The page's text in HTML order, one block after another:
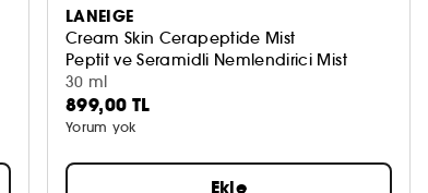
LANEIGE
Cream Skin Cerapeptide Mist
Peptit ve Seramidli Nemlendirici Mist
30 ml
899,00 TL
Yorum yok